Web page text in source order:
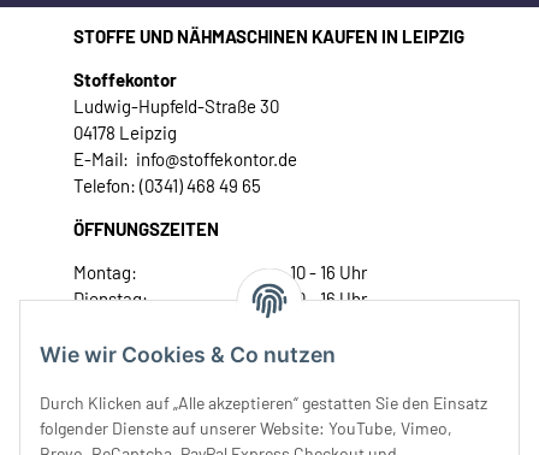
Wie wir Cookies & Co nutzen
Durch Klicken auf „Alle akzeptieren“ gestatten Sie den Einsatz
folgender Dienste auf unserer Website: YouTube, Vimeo,
STOFFE UND NÄHMASCHINEN KAUFEN IN LEIPZIG
Stoffekontor
Ludwig-Hupfeld-Straße 30
04178 Leipzig
E-Mail: info@stoffekontor.de
Telefon: (0341) 468 49 65
ÖFFNUNGSZEITEN
Montag:
10 - 16 Uhr
Dienstag:
10 - 16 Uhr
Donnerstag:
10 - 18 Uhr
Samstag:
10 - 14 Uhr